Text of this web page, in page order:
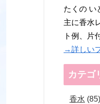
たくの い
主に香水
ト例、片
→詳しい
カテゴ
香水 85